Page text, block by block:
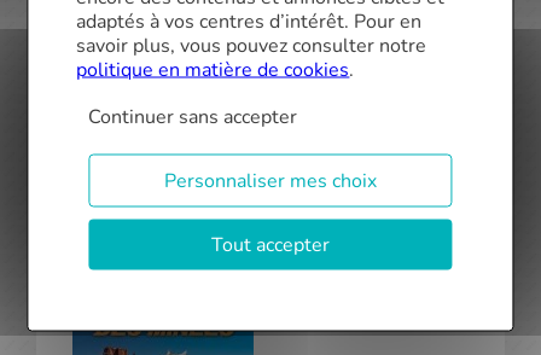
Tendance des Taux – Novembre 2018
adaptés à vos centres d’intérêt. Pour en
savoir plus, vous pouvez consulter notre
politique en matière de cookies.
Continuer sans accepter
Personnaliser mes choix
Tout accepter